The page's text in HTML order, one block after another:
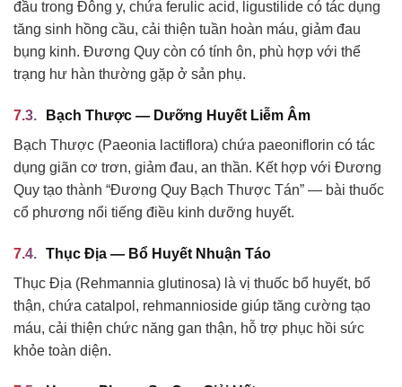
đầu trong Đông y, chứa ferulic acid, ligustilide có tác dụng
tăng sinh hồng cầu, cải thiện tuần hoàn máu, giảm đau
bụng kinh. Đương Quy còn có tính ôn, phù hợp với thể
trạng hư hàn thường gặp ở sản phụ.
Bạch Thược — Dưỡng Huyết Liễm Âm
Bạch Thược (Paeonia lactiflora) chứa paeoniflorin có tác
dụng giãn cơ trơn, giảm đau, an thần. Kết hợp với Đương
Quy tạo thành “Đương Quy Bạch Thược Tán” — bài thuốc
cổ phương nổi tiếng điều kinh dưỡng huyết.
Thục Địa — Bổ Huyết Nhuận Táo
Thục Địa (Rehmannia glutinosa) là vị thuốc bổ huyết, bổ
thận, chứa catalpol, rehmannioside giúp tăng cường tạo
máu, cải thiện chức năng gan thận, hỗ trợ phục hồi sức
khỏe toàn diện.